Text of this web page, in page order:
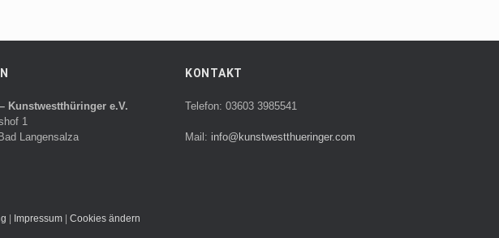
Kunstwestthüringer e.V.
1
Langensalza
KONTAKT
Telefon: 03603 3985541
Mail: info@kunstwestthueringer.com
Impressum Cookies ändern